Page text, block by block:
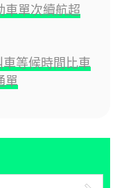
車單次續航超
等候時間比車
單